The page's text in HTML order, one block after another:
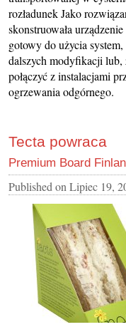
rozładunek Jako
skonstruowała
gotowy do użycia
dalszych modyfikacji
połączyć z instalacjami
ogrzewania odgórnego.
Tecta powraca
Premium Board
Published on Lipiec 19,